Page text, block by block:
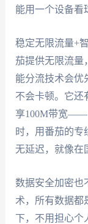
能用一个设备看
稳定无限流量+
茄提供无限流量
能分流技术会优
不会卡顿。它还
享100M带宽——
时，用番茄的专
无延迟，就像在
数据安全加密也
术，所有数据都
下，不用担心个